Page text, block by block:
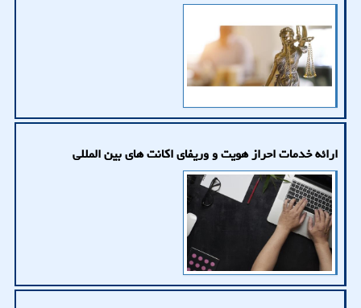
ارائه خدمات احراز هویت و وریفای اكانت های بین المللی